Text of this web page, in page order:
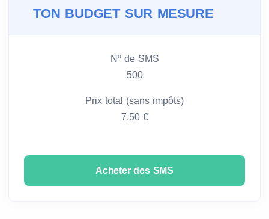
TON BUDGET SUR MESURE
Nº de SMS
500
Prix total (sans impôts)
7.50 €
Acheter des SMS